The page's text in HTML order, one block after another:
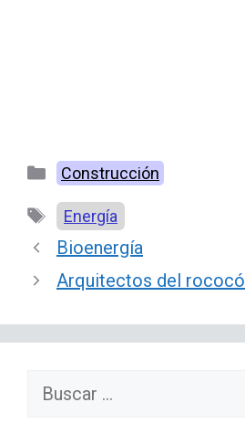
Categorías
Construcción
Etiquetas
Energía
Bioenergía
Arquitectos del rococó
Buscar: